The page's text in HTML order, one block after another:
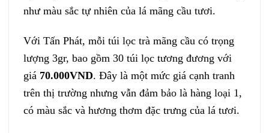
như màu sắc tự nhiên của lá mãng cầu tươi.
Với Tấn Phát, mỗi túi lọc trà mãng cầu có trọng
lượng 3gr, bao gồm 30 túi lọc tương đương với
giá 70.000VND. Đây là một mức giá cạnh tranh
trên thị trường nhưng vẫn đảm bảo là hàng loại 1,
có màu sắc và hương thơm đặc trưng của lá tươi.